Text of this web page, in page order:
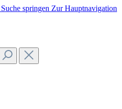
springen Zur Hauptnavigation